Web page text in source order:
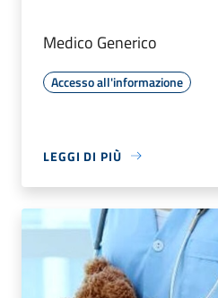
Medico Generico
Accesso all'informazione
LEGGI DI PIÙ